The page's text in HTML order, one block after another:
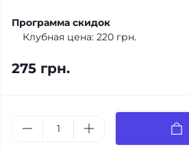
Программа скидок
Клубная цена: 220 грн.
275 грн.